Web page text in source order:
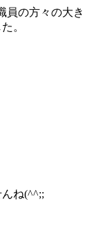
員の方々の大き
。
ね(^^;;